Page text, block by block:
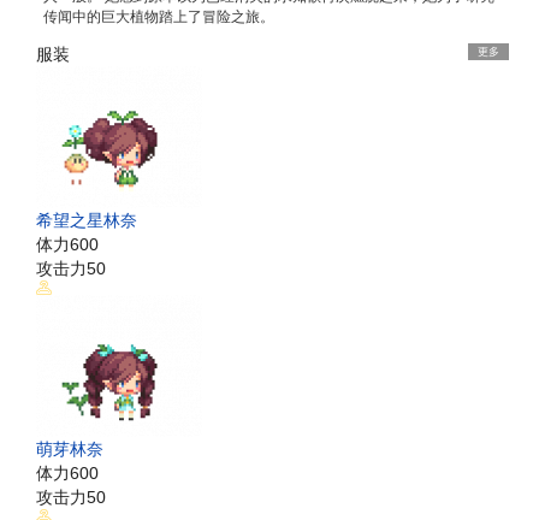
传闻中的巨大植物踏上了冒险之旅。
服装 更多
希望之星林奈
体力600
攻击力50
萌芽林奈
体力600
攻击力50